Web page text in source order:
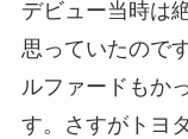
デビュー当時は
思っていたので
ルファードもか
す。さすがトヨ